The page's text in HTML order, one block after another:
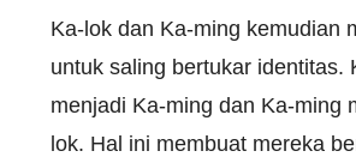
Ka-lok dan Ka-ming kemudian
untuk saling bertukar identitas.
menjadi Ka-ming dan Ka-ming
lok. Hal ini membuat mereka